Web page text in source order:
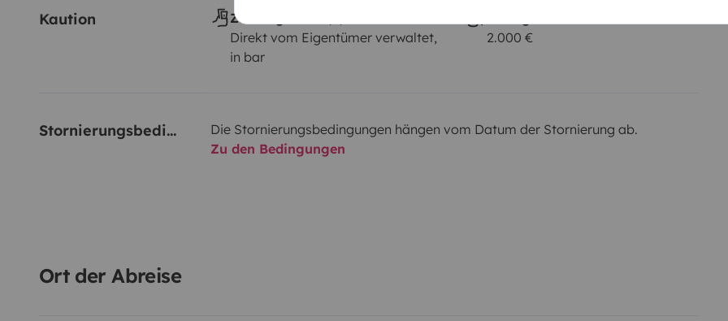
Kaution
Zahlungsweise(n) der Kaution
Direkt vom Eigentümer verwaltet,
in bar
2.000 €
Stornierungsbedingungen
Die Stornierungsbedingungen hängen vom Datum der Stornierung ab.
Zu den Bedingungen
Ort der Abreise